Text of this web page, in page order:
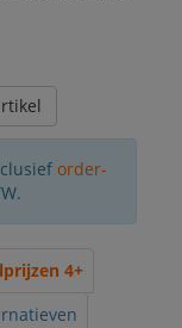
order-
4+